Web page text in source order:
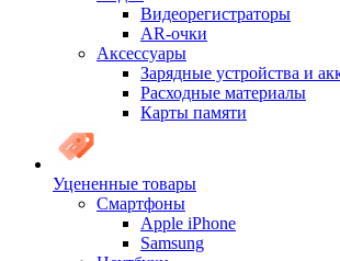
Видеорегистраторы
AR-очки
Аксессуары
Зарядные устройства и
Расходные материалы
Карты памяти
Уцененные товары
Cмартфоны
Apple iPhone
Samsung